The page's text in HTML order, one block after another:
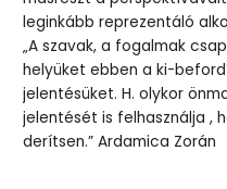
leginkább reprezentáló
„A szavak, a fogalmak
helyüket ebben a ki-
jelentésüket. H. olykor
jelentését is felhasználja ,
derítsen.” Ardamica Zorán